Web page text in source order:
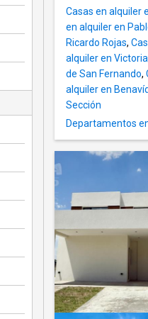
Casas en alquiler
en alquiler en
Ricardo Rojas,
alquiler en
de San Fernando,
alquiler en
Sección
Departamentos